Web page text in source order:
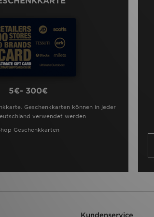
5€- 300€
Geschenkkarten können in jeder
verwendet werden
Geschenkkarten
Kundenservice